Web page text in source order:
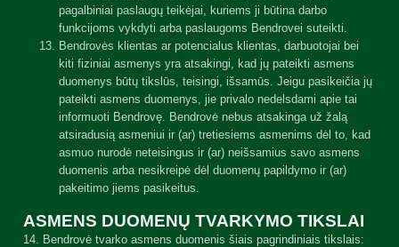
pagalbiniai paslaugų teikėjai, kuriems ji būtina darbo
funkcijoms vykdyti arba paslaugoms Bendrovei suteikti.
Bendrovės klientas ar potencialus klientas, darbuotojai bei
kiti fiziniai asmenys yra atsakingi, kad jų pateikti asmens
duomenys būtų tikslūs, teisingi, išsamūs. Jeigu pasikeičia jų
pateikti asmens duomenys, jie privalo nedelsdami apie tai
informuoti Bendrovę. Bendrovė nebus atsakinga už žalą
atsiradusią asmeniui ir (ar) tretiesiems asmenims dėl to, kad
asmuo nurodė neteisingus ir (ar) neišsamius savo asmens
duomenis arba nesikreipė dėl duomenų papildymo ir (ar)
pakeitimo jiems pasikeitus.
ASMENS DUOMENŲ TVARKYMO TIKSLAI
14. Bendrovė tvarko asmens duomenis šiais pagrindiniais tikslais: